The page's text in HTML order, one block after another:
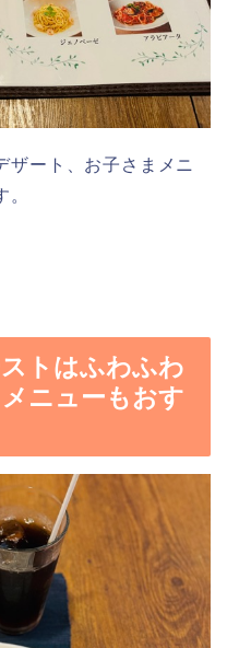
ザート、お子さまメニ
トはふわふわ
ニューもおす